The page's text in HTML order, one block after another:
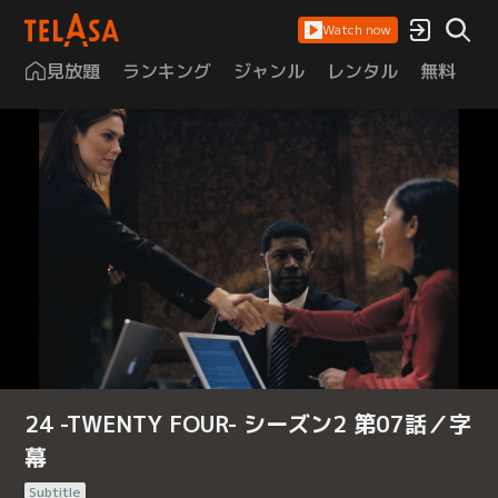
Watch now
見放題 ランキング ジャンル レンタル 無料
24 -TWENTY FOUR- シーズン2 第07話／字
幕
Subtitle